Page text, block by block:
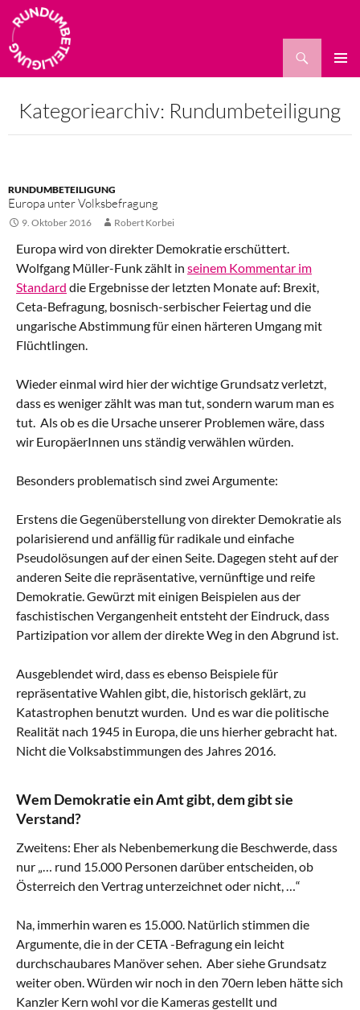
ZUM
SPRINGEN
Kategoriearchiv: Rundumbeteiligung
RUNDUMBETEILIGUNG
Europa unter Volksbefragung
9. Oktober 2016 Robert Korbei
Europa wird von direkter Demokratie erschüttert.
Wolfgang Müller-Funk zählt in seinem Kommentar im
Standard die Ergebnisse der letzten Monate auf: Brexit,
Ceta-Befragung, bosnisch-serbischer Feiertag und die
ungarische Abstimmung für einen härteren Umgang mit
Flüchtlingen.
Wieder einmal wird hier der wichtige Grundsatz verletzt,
dass es weniger zählt was man tut, sondern warum man es
tut. Als ob es die Ursache unserer Problemen wäre, dass
wir EuropäerInnen uns ständig verwählen würden.
Besonders problematisch sind zwei Argumente:
Erstens die Gegenüberstellung von direkter Demokratie als
polarisierend und anfällig für radikale und einfache
Pseudolösungen auf der einen Seite. Dagegen steht auf der
anderen Seite die repräsentative, vernünftige und reife
Demokratie. Gewürzt mit einigen Beispielen aus der
faschistischen Vergangenheit entsteht der Eindruck, dass
Partizipation vor allem der direkte Weg in den Abgrund ist.
Ausgeblendet wird, dass es ebenso Beispiele für
repräsentative Wahlen gibt, die, historisch geklärt, zu
Katastrophen benutzt wurden. Und es war die politische
Realität nach 1945 in Europa, die uns hierher gebracht hat.
Nicht die Volksabstimmungen des Jahres 2016.
Wem Demokratie ein Amt gibt, dem gibt sie
Verstand?
Zweitens: Eher als Nebenbemerkung die Beschwerde, dass
nur „… rund 15.000 Personen darüber entscheiden, ob
Österreich den Vertrag unterzeichnet oder nicht, …“
Na, immerhin waren es 15.000. Natürlich stimmen die
Argumente, die in der CETA -Befragung ein leicht
durchschaubares Manöver sehen. Aber siehe Grundsatz
weiter oben. Würden wir noch in den 70ern leben hätte sich
Kanzler Kern wohl vor die Kameras gestellt und